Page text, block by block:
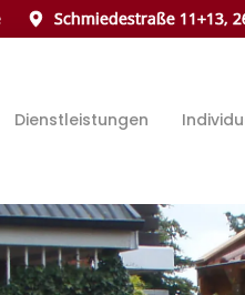
Schmiedestraße 11+13,
Dienstleistungen